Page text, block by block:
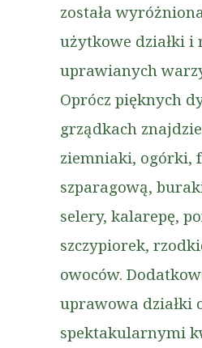
została
użytkowe działki i
uprawianych
Oprócz pięknych
grządkach
ziemniaki, ogórki,
szparagową,
selery, kalarepę,
szczypiorek,
owoców.
uprawowa działki
spektakularnymi